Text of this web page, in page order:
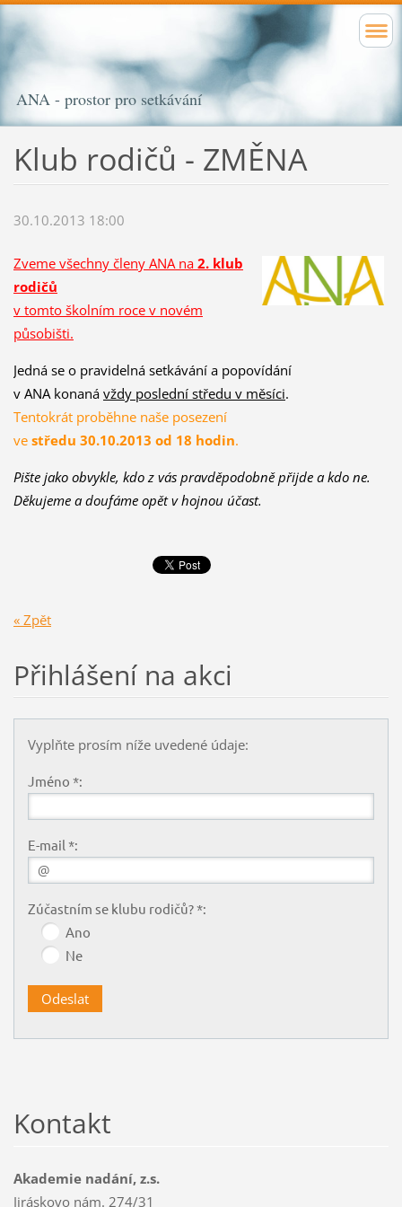
ANA - prostor pro setkávání
Klub rodičů - ZMĚNA
30.10.2013 18:00
Zveme všechny členy ANA na 2. klub
rodičů
v tomto školním roce v novém
působišti.
Jedná se o pravidelná setkávání a popovídání
v ANA konaná vždy poslední středu v měsíci.
Tentokrát proběhne naše posezení
vestředu 30.10.2013 od 18 hodin.
Pište jako obvykle, kdo z vás pravděpodobně přijde a kdo ne.
Děkujeme a doufáme opět v hojnou účast.
« Zpět
Přihlášení na akci
Vyplňte prosím níže uvedené údaje:
Jméno *:
E-mail *:
Zúčastním se klubu rodičů? *:
Ano
Ne
Kontakt
Akademie nadání, z.s.
Jiráskovo nám. 274/31